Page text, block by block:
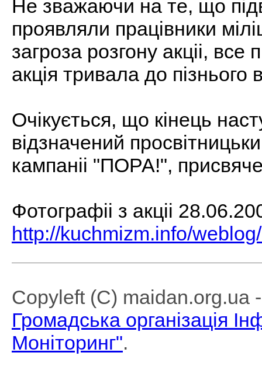
Не зважаючи на те, що
проявляли працiвники
загроза розгону акцii,
акцiя тривала до пiзнього
Очiкується, що кiнець
вiдзначений
кампанii "ПОРА!",
Фотографii з акцii
http://kuchmizm.info/
Copyleft (C) maidan.org.ua
Громадська організація
Моніторинг".